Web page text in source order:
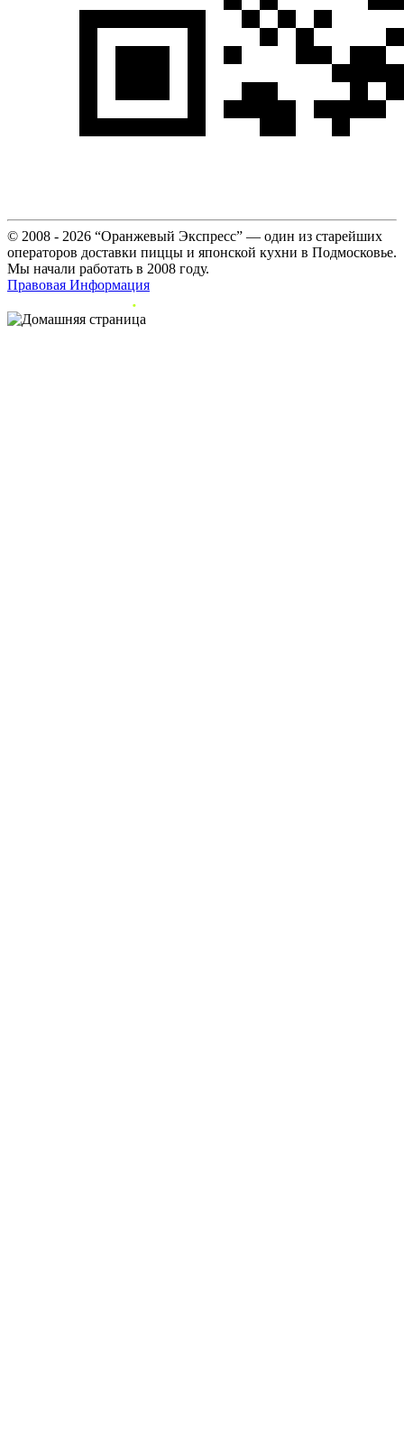
© 2008 - 2026 “Оранжевый Экспресс” — один из старейших
операторов доставки пиццы и японской кухни в Подмосковье.
Мы начали работать в 2008 году.
Правовая Информация